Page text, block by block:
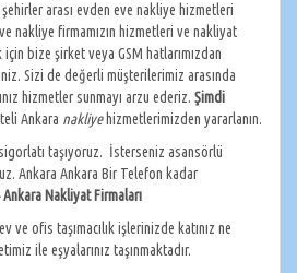
arası evden eve nakliye hizmetleri
nakliye firmamızın hizmetleri ve nakliyat
bize şirket veya GSM hatlarımızdan
Sizi de değerli müşterilerimiz arasında
hizmetler sunmayı arzu ederiz. Şimdi
Ankara nakliyehizmetlerimizden yararlanın.
taşıyoruz. İsterseniz asansörlü
Ankara Ankara Bir Telefon kadar
Nakliyat Firmaları
ve ofis taşımacılık işlerinizde katınız ne
ile eşyalarınız taşınmaktadır.